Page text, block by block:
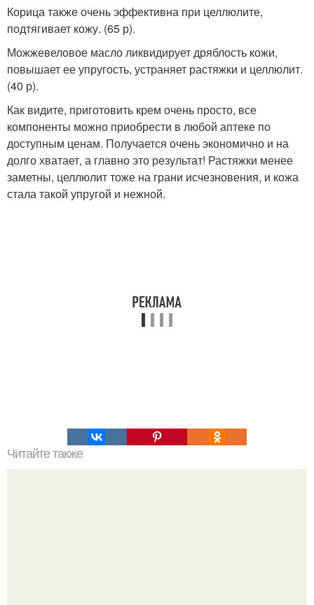
Корица также очень эффективна при целлюлите,
подтягивает кожу. (65 р).
Можжевеловое масло ликвидирует дряблость кожи,
повышает ее упругость, устраняет растяжки и целлюлит.
(40 р).
Как видите, приготовить крем очень просто, все
компоненты можно приобрести в любой аптеке по
доступным ценам. Получается очень экономично и на
долго хватает, а главно это результат! Растяжки менее
заметны, целлюлит тоже на грани исчезновения, и кожа
стала такой упругой и нежной.
Читайте также